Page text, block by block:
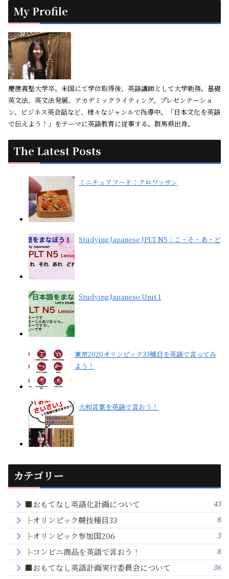
My Profile
慶應義塾大学卒。米国にて学位取得後、英語講師として大学勤務。基礎
英文法、英文法発展、アカデミックライティング、プレゼンテーショ
ン、ビジネス英会話など、様々なジャンルで指導中。「日本文化を英語
で伝えよう！」をテーマに英語教育に従事する。群馬県出身。
The Latest Posts
ミニチュアフード：クロワッサン
Studying Japanese JPLT N5：こ・そ・あ・ど
Studying Japanese Unit 1
東京2020オリンピック33種目を英語で言ってみ
よう！
大和言葉を英語で言おう！
カテゴリー
■おもてなし英語化計画について 43
├オリンピック競技種目33 8
├オリンピック参加国206 3
├コンビニ商品を英語で言おう！ 8
■おもてなし英語計画実行委員会について 36